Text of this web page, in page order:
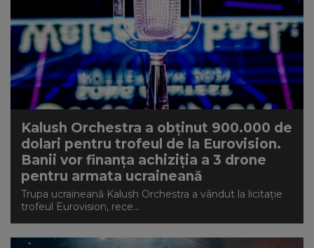
Kalush Orchestra a obținut 900.000 de
dolari pentru trofeul de la Eurovision.
Banii vor finanța achiziția a 3 drone
pentru armata ucraineană
Trupa ucraineană Kalush Orchestra a vândut la licitaţie
trofeul Eurovision, rece...